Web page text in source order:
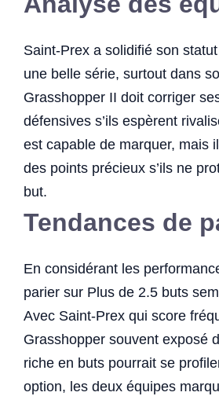
Saint-Prex a solidifié son
une belle série, surtout dans
Grasshopper II doit corriger
défensives s’ils espèrent
est capable de marquer, mais
des points précieux s’ils ne
but.
Tendances de
En considérant les
parier sur Plus de 2.5 buts
Avec Saint-Prex qui score
Grasshopper souvent exposé
riche en buts pourrait se
option, les deux équipes